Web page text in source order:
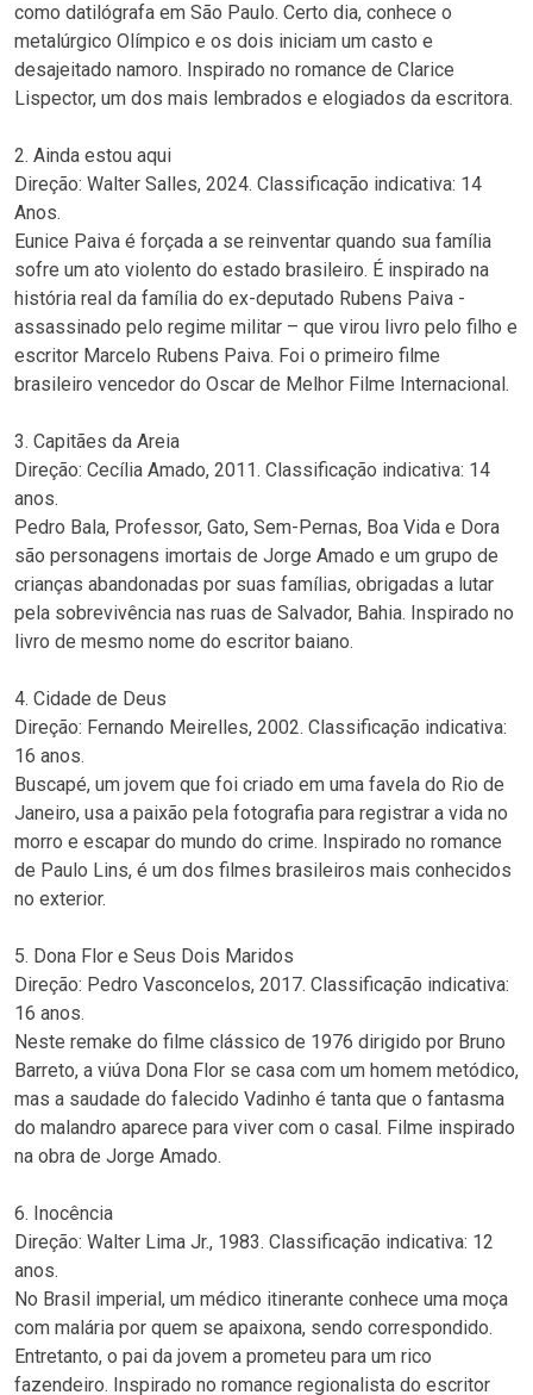
como datilógrafa em São Paulo. Certo dia, conhece o
metalúrgico Olímpico e os dois iniciam um casto e
desajeitado namoro. Inspirado no romance de Clarice
Lispector, um dos mais lembrados e elogiados da escritora.
2. Ainda estou aqui
Direção: Walter Salles, 2024. Classificação indicativa: 14
Anos.
Eunice Paiva é forçada a se reinventar quando sua família
sofre um ato violento do estado brasileiro. É inspirado na
história real da família do ex-deputado Rubens Paiva -
assassinado pelo regime militar – que virou livro pelo filho e
escritor Marcelo Rubens Paiva. Foi o primeiro filme
brasileiro vencedor do Oscar de Melhor Filme Internacional.
3. Capitães da Areia
Direção: Cecília Amado, 2011. Classificação indicativa: 14
anos.
Pedro Bala, Professor, Gato, Sem-Pernas, Boa Vida e Dora
são personagens imortais de Jorge Amado e um grupo de
crianças abandonadas por suas famílias, obrigadas a lutar
pela sobrevivência nas ruas de Salvador, Bahia. Inspirado no
livro de mesmo nome do escritor baiano.
4. Cidade de Deus
Direção: Fernando Meirelles, 2002. Classificação indicativa:
16 anos.
Buscapé, um jovem que foi criado em uma favela do Rio de
Janeiro, usa a paixão pela fotografia para registrar a vida no
morro e escapar do mundo do crime. Inspirado no romance
de Paulo Lins, é um dos filmes brasileiros mais conhecidos
no exterior.
5. Dona Flor e Seus Dois Maridos
Direção: Pedro Vasconcelos, 2017. Classificação indicativa:
16 anos.
Neste remake do filme clássico de 1976 dirigido por Bruno
Barreto, a viúva Dona Flor se casa com um homem metódico,
mas a saudade do falecido Vadinho é tanta que o fantasma
do malandro aparece para viver com o casal. Filme inspirado
na obra de Jorge Amado.
6. Inocência
Direção: Walter Lima Jr., 1983. Classificação indicativa: 12
anos.
No Brasil imperial, um médico itinerante conhece uma moça
com malária por quem se apaixona, sendo correspondido.
Entretanto, o pai da jovem a prometeu para um rico
fazendeiro. Inspirado no romance regionalista do escritor